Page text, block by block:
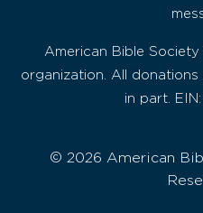
American Bible
organization. All
in part.
© 2026 American